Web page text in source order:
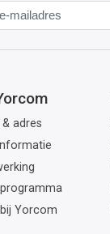
adres
Yorcom